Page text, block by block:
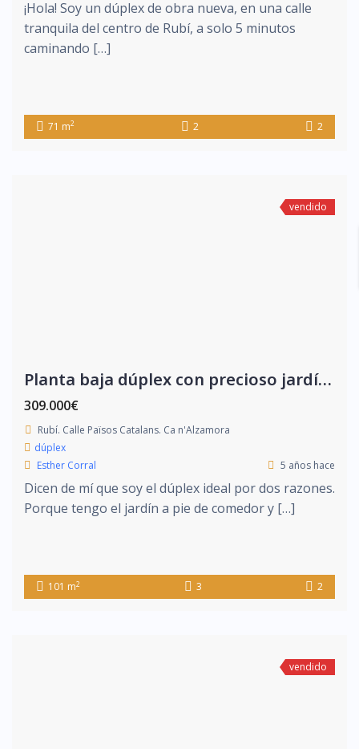
¡Hola! Soy un dúplex de obra nueva, en una calle
tranquila del centro de Rubí, a solo 5 minutos
caminando […]
71 m2 2 2
vendido
Planta baja dúplex con precioso jardín privado
309.000€
Rubí. Calle Països Catalans. Ca n'Alzamora
dúplex
Esther Corral
5 años hace
Dicen de mí que soy el dúplex ideal por dos razones.
Porque tengo el jardín a pie de comedor y […]
101 m2 3 2
vendido